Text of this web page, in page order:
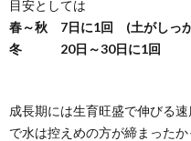
目安としては
春～秋 7日に1回 (土がしっ
冬 20日～30日に1回
成長期には生育旺盛で伸びる
で水は控えめの方が締まったか